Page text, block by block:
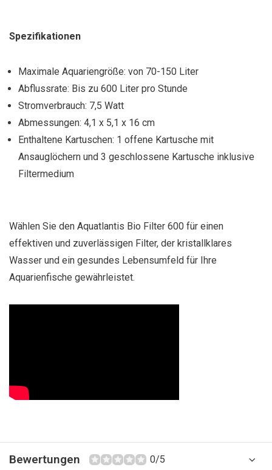
Spezifikationen
Maximale Aquariengröße: von 70-150 Liter
Abflussrate: Bis zu 600 Liter pro Stunde
Stromverbrauch: 7,5 Watt
Abmessungen: 4,1 x 5,1 x 16 cm
Enthaltene Kartuschen: 1 offene Kartusche mit
Ansauglöchern und 3 geschlossene Kartusche inklusive
Filtermedium
Wählen Sie den Aquatlantis Bio Filter 600 für einen
effektiven und zuverlässigen Filter, der kristallklares
Wasser und ein gesundes Lebensumfeld für Ihre
Aquarienfische gewährleistet.
Bewertungen 0/5